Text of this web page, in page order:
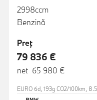
2998ccm
Benzină
Preţ
79 836 €
net 65 980 €
EURO 6d, 193g CO2/100km,